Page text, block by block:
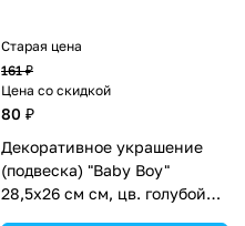
Старая цена
161 ₽
Цена со скидкой
80 ₽
Декоративное украшение
(подвеска) "Baby Boy"
28,5х26 см см, цв. голубой